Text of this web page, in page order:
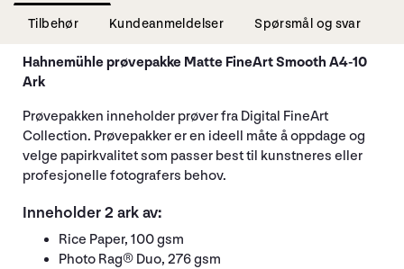
Tilbehør Kundeanmeldelser Spørsmål og svar
Hahnemühle prøvepakke Matte FineArt Smooth A4-10
Ark
Prøvepakken inneholder prøver fra Digital FineArt
Collection. Prøvepakker er en ideell måte å oppdage og
velge papirkvalitet som passer best til kunstneres eller
profesjonelle fotografers behov.
Inneholder 2 ark av:
Rice Paper, 100 gsm
Photo Rag® Duo, 276 gsm